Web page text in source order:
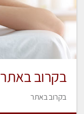
בקרוב באתר
בקרוב באתר